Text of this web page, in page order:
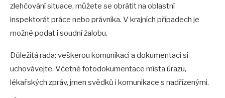
zlehčování situace, můžete se obrátit na oblastní
inspektorát práce nebo právníka. V krajních případech je
možné podat i soudní žalobu.
Důležitá rada: veškerou komunikaci a dokumentaci si
uchovávejte. Včetně fotodokumentace místa úrazu,
lékařských zpráv, jmen svědků i komunikace s nadřízenými.